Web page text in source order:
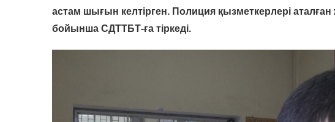
астам шығын келтірген. Полиция қызметкерлері
бойынша СДТТБТ-ға тіркеді.